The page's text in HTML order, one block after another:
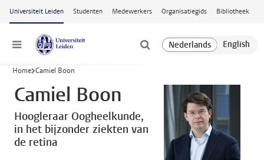
Ga naar hoofdinhoud
Universiteit Leiden Studenten Medewerkers Organisatiegids Bibliotheek
Menu
Home Camiel Boon
Camiel Boon
Hoogleraar Oogheelkunde,
in het bijzonder ziekten van
de retina